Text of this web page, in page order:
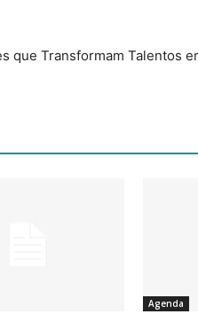
que Transformam Talentos
Agenda